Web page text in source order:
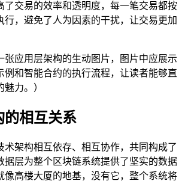
了交易的效率和透明度，每一笔交易都按
行，避免了人为因素的干扰，让交易更加
张应用层架构的生动图片，图片中应展示
例和智能合约的执行流程，让读者能够直
力。）
的相互关系
术架构相互依存、相互协作，共同构成了
据层为整个区块链系统提供了坚实的数据
像高楼大厦的地基，没有它，整个系统将